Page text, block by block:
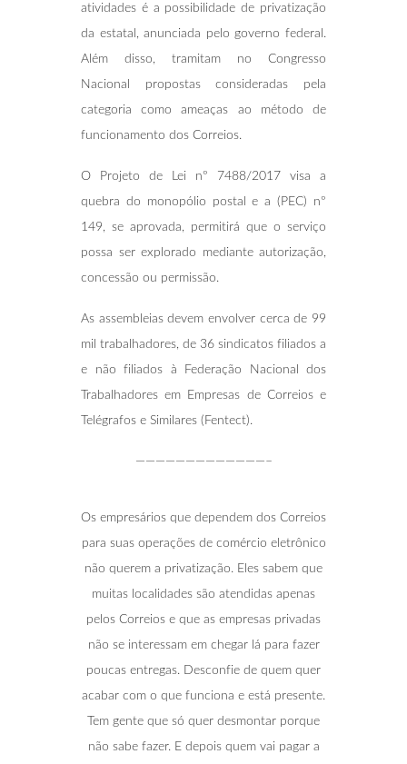
atividades é a possibilidade de privatização
da estatal, anunciada pelo governo federal.
Além disso, tramitam no Congresso
Nacional propostas consideradas pela
categoria como ameaças ao método de
funcionamento dos Correios.
O Projeto de Lei nº 7488/2017 visa a
quebra do monopólio postal e a (PEC) nº
149, se aprovada, permitirá que o serviço
possa ser explorado mediante autorização,
concessão ou permissão.
As assembleias devem envolver cerca de 99
mil trabalhadores, de 36 sindicatos filiados a
e não filiados à Federação Nacional dos
Trabalhadores em Empresas de Correios e
Telégrafos e Similares (Fentect).
—————————————–
Os empresários que dependem dos Correios
para suas operações de comércio eletrônico
não querem a privatização. Eles sabem que
muitas localidades são atendidas apenas
pelos Correios e que as empresas privadas
não se interessam em chegar lá para fazer
poucas entregas. Desconfie de quem quer
acabar com o que funciona e está presente.
Tem gente que só quer desmontar porque
não sabe fazer. E depois quem vai pagar a